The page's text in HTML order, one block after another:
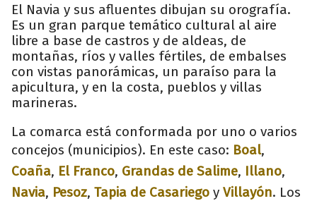
El Navia y sus afluentes dibujan su orografía.
Es un gran parque temático cultural al aire
libre a base de castros y de aldeas, de
montañas, ríos y valles fértiles, de embalses
con vistas panorámicas, un paraíso para la
apicultura, y en la costa, pueblos y villas
marineras.
La comarca está conformada por uno o varios
concejos (municipios). En este caso: Boal,
Coaña, El Franco, Grandas de Salime, Illano,
Navia, Pesoz, Tapia de Casariego y Villayón. Los